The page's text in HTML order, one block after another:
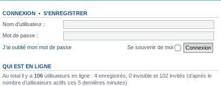
CONNEXION • S’ENREGISTRER
Nom d’utilisateur :
Mot de passe :
J’ai oublié mon mot de passe
Se souvenir de moi
QUI EST EN LIGNE
Au total il y a 106 utilisateurs en ligne : 4 enregistrés, 0 invisible et 102 invités (d’après le
nombre d’utilisateurs actifs ces 5 dernières minutes)